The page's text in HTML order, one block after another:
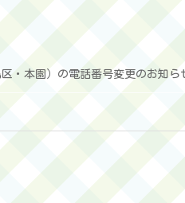
・本園）の電話番号変更のお知ら